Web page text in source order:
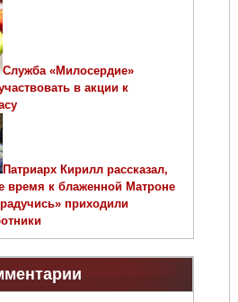
Служба «Милосердие»
в акции к
Патриарх Кирилл рассказал,
время к блаженной Матроне
приходили